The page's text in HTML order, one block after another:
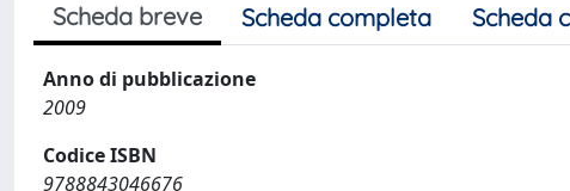
Scheda breve Scheda completa Scheda
Anno di pubblicazione
2009
Codice ISBN
9788843046676